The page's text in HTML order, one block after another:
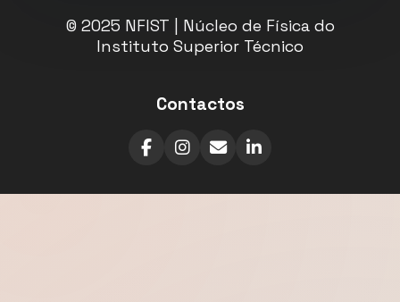
© 2025 NFIST | Núcleo de Física do
Instituto Superior Técnico
Contactos